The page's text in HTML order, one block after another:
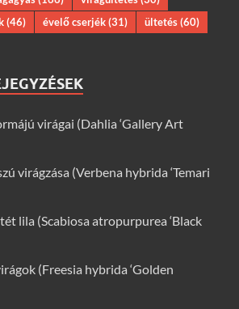
(46) évelő cserjék(31) ültetés(60)
virágai (Dahlia ‘Gallery Art
virágzása (Verbena hybrida ‘Temari
lila (Scabiosa atropurpurea ‘Black
(Freesia hybrida ‘Golden